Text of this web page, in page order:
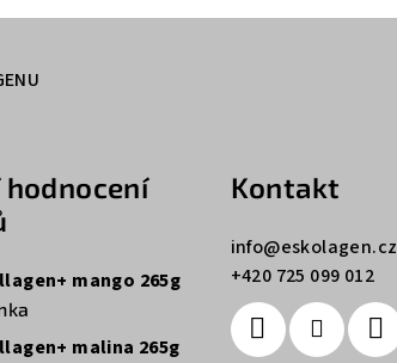
mango 265g
produktu je 5 z 5 hvězdiček.
malina 265g
Kontakt
info@eskolagen.cz
+420 725 099 012